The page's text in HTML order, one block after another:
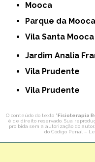
Mooca
Parque da Mooca
Vila Santa Mooca
Jardim Analia
Vila Prudente
Vila Prudente
O conteúdo do texto "Fisioterapia
é de direito reservado. Sua
proibida sem a autorização do
do Código Penal –